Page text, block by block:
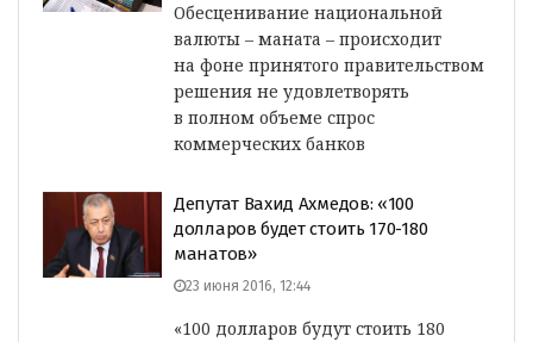
Обесценивание национальной
валюты – маната – происходит
на фоне принятого правительством
решения не удовлетворять
в полном объеме спрос
коммерческих банков
Депутат Вахид Ахмедов: «100
долларов будет стоить 170-180
манатов»
23 июня 2016, 12:44
«100 долларов будут стоить 180